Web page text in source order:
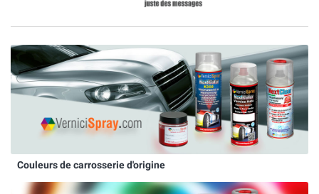
Couleurs de carrosserie d'origine